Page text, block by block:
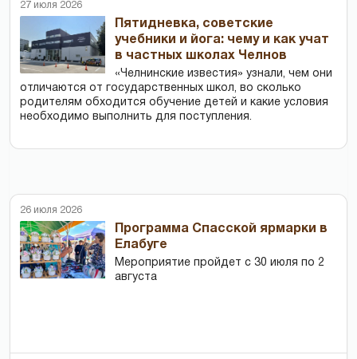
27 июля 2026
Пятидневка, советские
учебники и йога: чему и как учат
в частных школах Челнов
«Челнинские известия» узнали, чем они
отличаются от государственных школ, во сколько
родителям обходится обучение детей и какие условия
необходимо выполнить для поступления.
26 июля 2026
Программа Спасской ярмарки в
Елабуге
Мероприятие пройдет с 30 июля по 2
августа